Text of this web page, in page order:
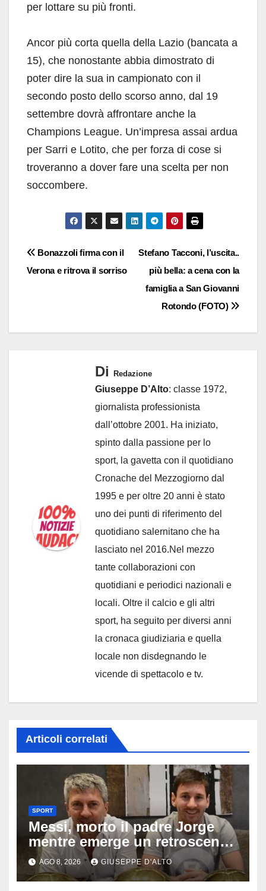
per lottare su più fronti.
Ancor più corta quella della Lazio (bancata a
15), che nonostante abbia dimostrato di
poter dire la sua in campionato con il
secondo posto dello scorso anno, dal 19
settembre dovrà affrontare anche la
Champions League. Un’impresa assai ardua
per Sarri e Lotito, che per forza di cose si
troveranno a dover fare una scelta per non
soccombere.
Navigazione
articoli
Stefano Tacconi, l’uscita..
più bella: a cena con la
famiglia a San Giovanni
Rotondo (FOTO)
Bonazzoli firma con il
Verona e ritrova il sorriso
Di Redazione
Giuseppe D’Alto: classe 1972,
giornalista professionista
dall’ottobre 2001. Ha iniziato,
spinto dalla passione per lo
sport, la gavetta con il quotidiano
Cronache del Mezzogiorno dal
1995 e per oltre 20 anni è stato
uno dei punti di riferimento del
quotidiano salernitano che ha
lasciato nel 2016.Nel mezzo
tante collaborazioni con
quotidiani e periodici nazionali e
locali. Oltre il calcio e gli altri
sport, ha seguito per diversi anni
la cronaca giudiziaria e quella
locale non disdegnando le
vicende di spettacolo e tv.
Articoli correlati
SPORT
Messi, morto il padre Jorge
mentre emerge un retroscena
choc: le minacce di morte al
fuoriclasse durante i Mondiali
AGO 8, 2026 GIUSEPPE D'ALTO